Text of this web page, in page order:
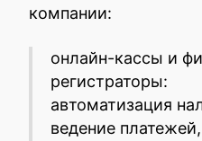
компании:
онлайн-кассы и
регистраторы:
автоматизация
ведение